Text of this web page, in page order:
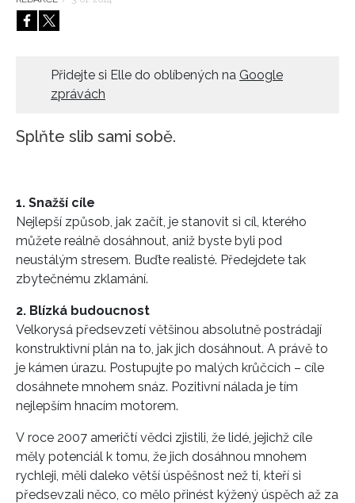
HOME
Přidejte si Elle do oblíbených na Google
zprávách
Splňte slib sami sobě.
1. Snažší cíle
Nejlepší způsob, jak začít, je stanovit si cíl, kterého
můžete reálně dosáhnout, aniž byste byli pod
neustálým stresem. Buďte realisté. Předejdete tak
zbytečnému zklamání.
2. Blízká budoucnost
Velkorysá předsevzetí většinou absolutně postrádají
konstruktivní plán na to, jak jich dosáhnout. A právě to
je kámen úrazu. Postupujte po malých krůčcích – cíle
dosáhnete mnohem snáz. Pozitivní nálada je tím
nejlepším hnacím motorem.
V roce 2007 američtí vědci zjistili, že lidé, jejichž cíle
měly potenciál k tomu, že jich dosáhnou mnohem
rychleji, měli daleko větší úspěšnost než ti, kteří si
předsevzali něco, co mělo přinést kýžený úspěch až za